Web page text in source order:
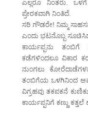
ಎಲ್ಲರೂ ನಿಂತರು.
ಪ್ರೇರಕವಾಗಿ ನಿಂತಿದೆ.
ಸರಿ ಗೌಡರೇ! ನಿಮ್ಮ
ಎಂದು ಭಟನೊಬ್ಬ
ಕಾರ್ಯಪ್ಪನು
ಕಡೆಗಳಿಂದಲೂ ವಿಕಾರ
ನುಂಗಲು
ತಂಬಿಗೆಯ ಒಳಗಿನಿಂದ
ವಿಗ್ರಹವು ತಕಪಕನೆ
ಕಾರ್ಯಪ್ಪನಿಗೆ ಕಣ್ಣು